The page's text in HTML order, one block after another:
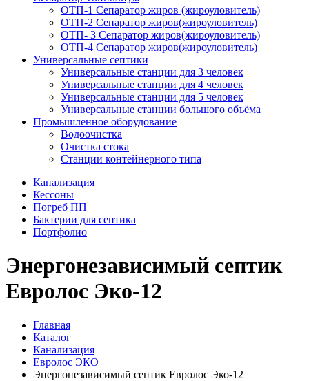
ОТП-1 Сепаратор жиров (жироуловитель)
ОТП-2 Сепаратор жиров(жироуловитель)
ОТП- 3 Сепаратор жиров(жироуловитель)
ОТП-4 Сепаратор жиров(жироуловитель)
Универсальные септики
Универсальные станции для 3 человек
Универсальные станции для 4 человек
Универсальные станции для 5 человек
Универсальные станции большого объёма
Промышленное оборудование
Водоочистка
Очистка стока
Станции контейнерного типа
Канализация
Кессоны
Погреб ПП
Бактерии для септика
Портфолио
Энергонезависимый септик
Евролос Эко-12
Главная
Каталог
Канализация
Евролос ЭКО
Энергонезависимый септик Евролос Эко-12